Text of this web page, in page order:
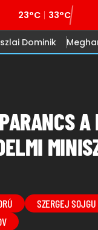
23°C 33°C
Dominik
SZERGEJ SOJGU